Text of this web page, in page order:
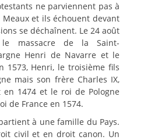
ne parviennent pas à
Meaux et ils échouent devant
se déchaînent. Le 24 août
massacre de la Saint-
Henri de Navarre et le
1573, Henri, le troisième fils
mais son frère Charles IX,
en 1474 et le roi de Pologne
de France en 1574.
à une famille du Pays.
civil et en droit canon. Un